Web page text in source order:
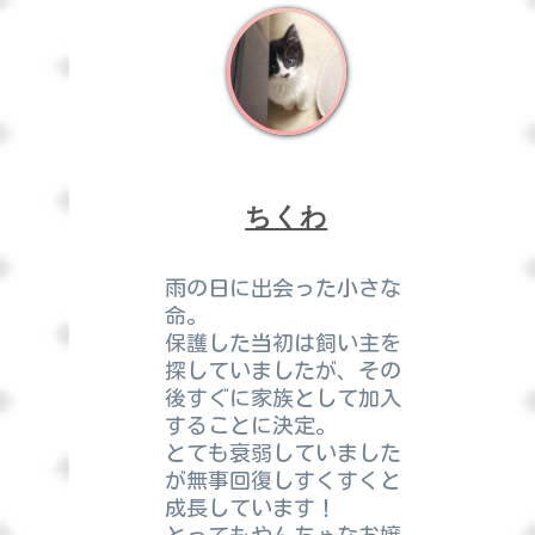
ちくわ
雨の日に出会った小さな
命。
保護した当初は飼い主を
探していましたが、その
後すぐに家族として加入
することに決定。
とても衰弱していました
が無事回復しすくすくと
成長しています！